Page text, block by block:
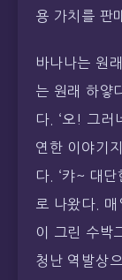
용 가치를 판
바나나는 원
는 원래 하얗
다. ‘오! 그러
연한 이야기
다. ‘캬~ 대
로 나왔다.
이 그린 수박
청난 역발상